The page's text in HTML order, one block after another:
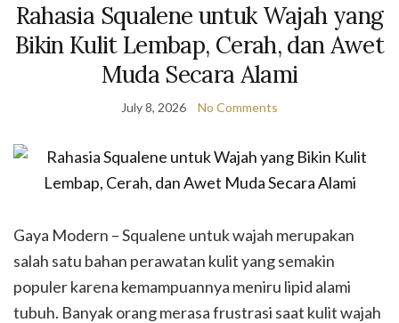
Rahasia Squalene untuk Wajah yang
Bikin Kulit Lembap, Cerah, dan Awet
Muda Secara Alami
July 8, 2026 No Comments
Gaya Modern – Squalene untuk wajah merupakan
salah satu bahan perawatan kulit yang semakin
populer karena kemampuannya meniru lipid alami
tubuh. Banyak orang merasa frustrasi saat kulit wajah